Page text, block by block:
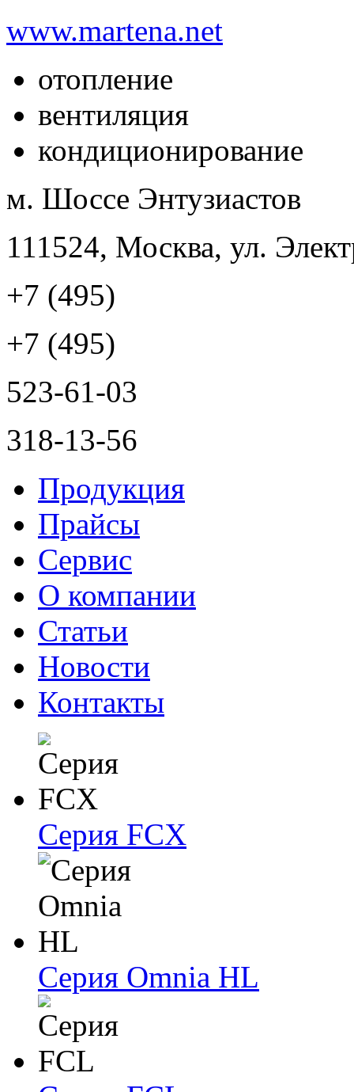
www.martena.net
отопление
вентиляция
кондиционирование
м. Шоссе Энтузиастов
111524, Москва, ул.
+7 (495)
+7 (495)
523-61-03
318-13-56
Продукция
Прайсы
Сервис
О компании
Статьи
Новости
Контакты
Серия FCX
Серия Omnia HL